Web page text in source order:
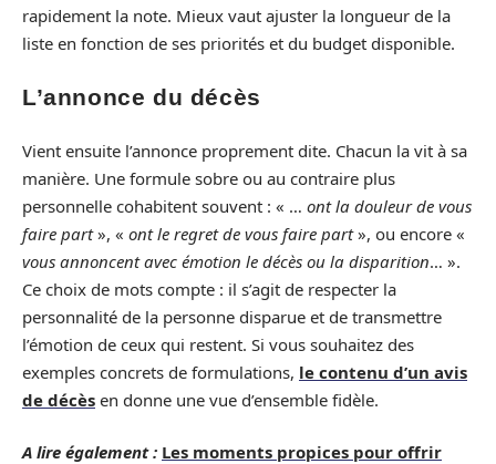
rapidement la note. Mieux vaut ajuster la longueur de la
liste en fonction de ses priorités et du budget disponible.
L’annonce du décès
Vient ensuite l’annonce proprement dite. Chacun la vit à sa
manière. Une formule sobre ou au contraire plus
personnelle cohabitent souvent : « … ont la douleur de vous
faire part», « ont le regret de vous faire part», ou encore «
vous annoncent avec émotion le décès ou la disparition… ».
Ce choix de mots compte : il s’agit de respecter la
personnalité de la personne disparue et de transmettre
l’émotion de ceux qui restent. Si vous souhaitez des
exemples concrets de formulations, le contenu d’un avis
de décès en donne une vue d’ensemble fidèle.
A lire également : Les moments propices pour offrir